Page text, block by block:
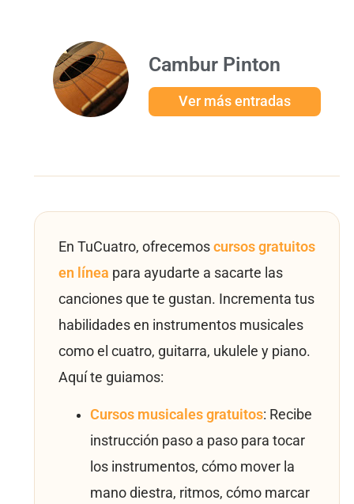
Cambur Pinton
Ver más entradas
En TuCuatro, ofrecemos cursos gratuitos
en línea para ayudarte a sacarte las
canciones que te gustan. Incrementa tus
habilidades en instrumentos musicales
como el cuatro, guitarra, ukulele y piano.
Aquí te guiamos:
Cursos musicales gratuitos: Recibe
instrucción paso a paso para tocar
los instrumentos, cómo mover la
mano diestra, ritmos, cómo marcar